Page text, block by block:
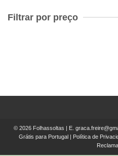
Filtrar por preço
© 2026 Folhassoltas | E.
Grátis para Portugal | Política de